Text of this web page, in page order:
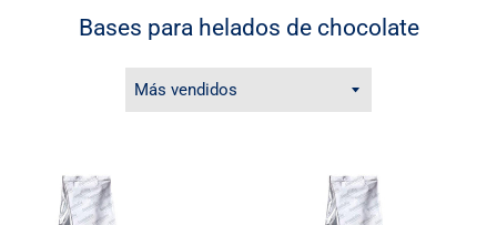
Bases para helados de chocolate
Ordenar
por